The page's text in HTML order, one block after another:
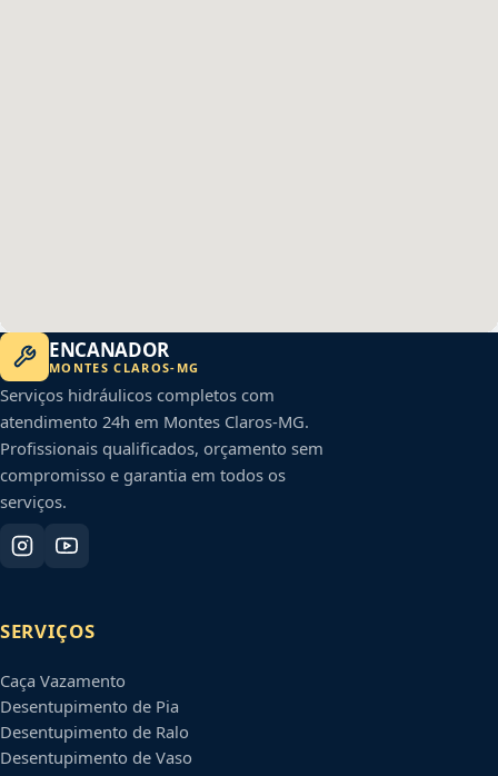
ENCANADOR
MONTES CLAROS- MG
Serviços hidráulicos completos com
atendimento 24h em Montes Claros-MG.
Profissionais qualificados, orçamento sem
compromisso e garantia em todos os
serviços.
SERVIÇOS
Caça Vazamento
Desentupimento de Pia
Desentupimento de Ralo
Desentupimento de Vaso